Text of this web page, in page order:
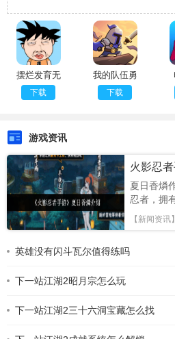
摆烂发育无
广告版
下载
我的队伍勇
往直前
下载
游戏资讯
夏日香燐
忍者，拥
格，本文
技场表现
基础攻击
主，具备
段持续输
中效果。
【新闻资讯】
英雄没有闪斗瓦尔值得练吗
下一站江湖2昭月宗怎么玩
下一站江湖2三十六洞宝藏怎么找